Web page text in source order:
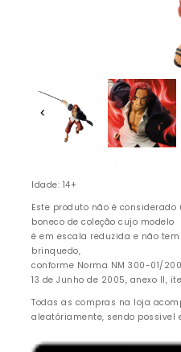
Idade: 14+
Este produto não é
boneco de coleção cujo modelo
é em escala reduzida e não
brinquedo,
conforme Norma NM 300-01/
13 de Junho de 2005, anexo II,
Todas as compras na loja
aleatóriamente, sendo possivel